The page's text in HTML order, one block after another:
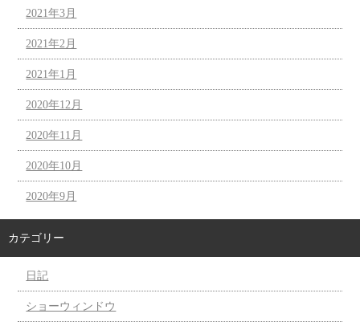
2021年3月
2021年2月
2021年1月
2020年12月
2020年11月
2020年10月
2020年9月
カテゴリー
日記
ショーウィンドウ